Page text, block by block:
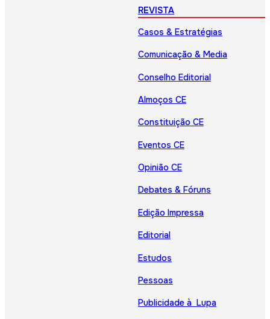
REVISTA
Casos & Estratégias
Comunicação & Media
Conselho Editorial
Almoços CE
Constituição CE
Eventos CE
Opinião CE
Debates & Fóruns
Edição Impressa
Editorial
Estudos
Pessoas
Publicidade à Lupa